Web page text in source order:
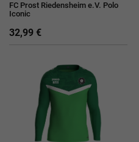
FC Prost Riedensheim e.V. Polo
Iconic
32,99 €